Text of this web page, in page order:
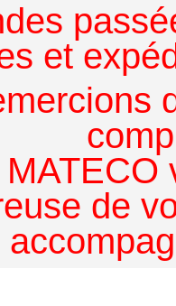
et
de